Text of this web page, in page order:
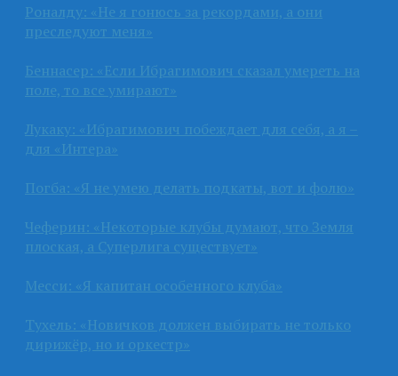
Роналду: «Не я гонюсь за рекордами, а они
преследуют меня»
Беннасер: «Если Ибрагимович сказал умереть на
поле, то все умирают»
Лукаку: «Ибрагимович побеждает для себя, а я –
для «Интера»
Погба: «Я не умею делать подкаты, вот и фолю»
Чеферин: «Некоторые клубы думают, что Земля
плоская, а Суперлига существует»
Месси: «Я капитан особенного клуба»
Тухель: «Новичков должен выбирать не только
дирижёр, но и оркестр»